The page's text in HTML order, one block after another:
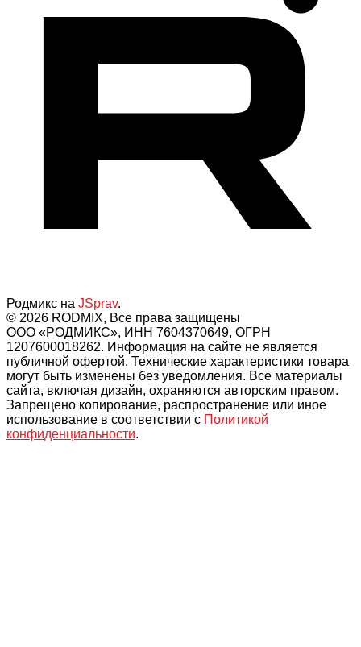
Родмикс на JSprav.
© 2026 RODMIX, Все права защищены
ООО «РОДМИКС», ИНН 7604370649, ОГРН
1207600018262. Информация на сайте не является
публичной офертой. Технические характеристики товара
могут быть изменены без уведомления. Все материалы
сайта, включая дизайн, охраняются авторским правом.
Запрещено копирование, распространение или иное
использование в соответствии с Политикой
конфиденциальности.